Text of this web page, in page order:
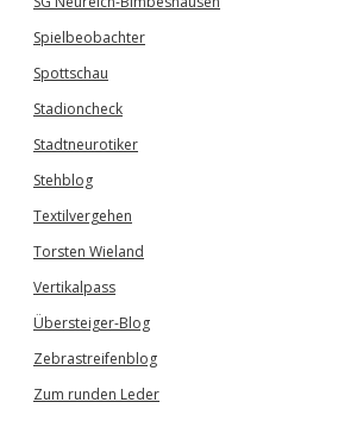
Spielbeobachter
Spottschau
Stadioncheck
Stadtneurotiker
Stehblog
Textilvergehen
Torsten Wieland
Vertikalpass
Übersteiger-Blog
Zebrastreifenblog
Zum runden Leder